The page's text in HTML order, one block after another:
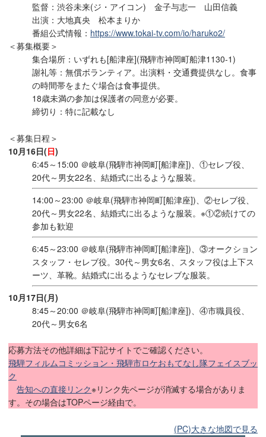
監督：渋谷未来(ジ・アイコン) 金子与志一 山田信義
出演：大地真央 松本まりか
番組公式情報： https://www.tokai-tv.com/io/haruko2/
＜募集概要＞
集合場所：いずれも[船津座](飛騨市神岡町船津1130-1)
謝礼等：無償ボランティア。出演料・交通費提供なし。食事
の時間帯をまたぐ場合は食事提供。
18歳未満の参加は保護者の同意が必要。
締切り：特に記載なし
＜募集日程＞
10月16日(日)
6:45～15:00 ＠岐阜(飛騨市神岡町[船津座])、①セレブ役、
20代～男女22名、結婚式に出るような服装。
14:00～23:00 ＠岐阜(飛騨市神岡町[船津座])、②セレブ役、
20代～男女22名、結婚式に出るような服装。※①②続けての
参加も歓迎
6:45～23:00 ＠岐阜(飛騨市神岡町[船津座])、③オークション
スタッフ・セレブ役。30代～男女6名、スタッフ役は上下ス
ーツ、革靴。結婚式に出るようなセレブな服装。
10月17日(月)
8:45～20:00 ＠岐阜(飛騨市神岡町[船津座])、④市職員役、
20代～男女6名
応募方法その他詳細は下記サイトでご確認ください。
飛騨フィルムコミッション・飛騨市ロケおもてなし隊フェイスブッ
ク
告知への直接リンク※リンク先ページが消滅する場合がありま
す。その場合はTOPページ経由で。
(PC)大きな地図で見る